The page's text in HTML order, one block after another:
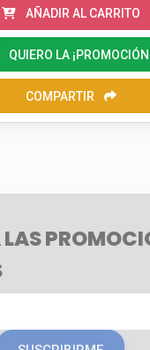
AÑADIR AL CARRITO
QUIERO LA
COMPARTIR